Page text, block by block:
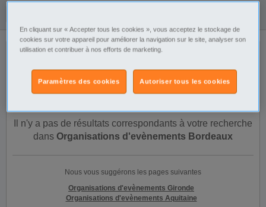
recherche pour retrouver toutes nos
annonces.
Il n'y a pas de résultats correspondants à votre recherche
dans Organisations d'evènements Bordeaux
Nous vous suggérons les pages suivantes
Organisations d'evènements Gironde
Organisations d'evènements Aquitaine
En cliquant sur « Accepter tous les cookies », vous acceptez le stockage de
cookies sur votre appareil pour améliorer la navigation sur le site, analyser son
utilisation et contribuer à nos efforts de marketing.
Autoriser tous les cookies
Paramètres des cookies